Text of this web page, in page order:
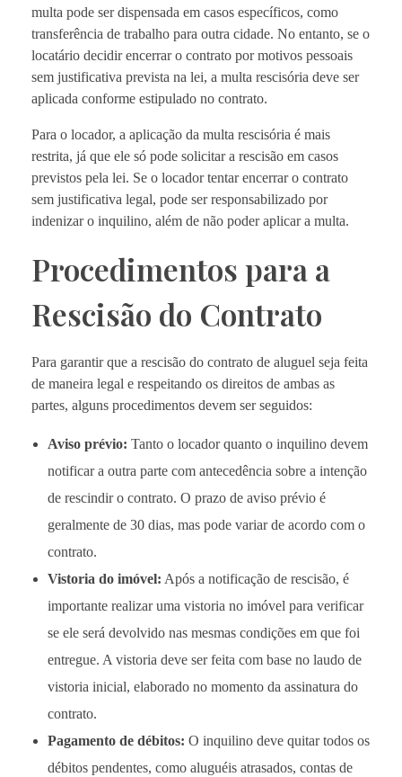
multa pode ser dispensada em casos específicos, como
transferência de trabalho para outra cidade. No entanto, se o
locatário decidir encerrar o contrato por motivos pessoais
sem justificativa prevista na lei, a multa rescisória deve ser
aplicada conforme estipulado no contrato.
Para o locador, a aplicação da multa rescisória é mais
restrita, já que ele só pode solicitar a rescisão em casos
previstos pela lei. Se o locador tentar encerrar o contrato
sem justificativa legal, pode ser responsabilizado por
indenizar o inquilino, além de não poder aplicar a multa.
Procedimentos para a
Rescisão do Contrato
Para garantir que a rescisão do contrato de aluguel seja feita
de maneira legal e respeitando os direitos de ambas as
partes, alguns procedimentos devem ser seguidos:
Aviso prévio: Tanto o locador quanto o inquilino devem
notificar a outra parte com antecedência sobre a intenção
de rescindir o contrato. O prazo de aviso prévio é
geralmente de 30 dias, mas pode variar de acordo com o
contrato.
Vistoria do imóvel: Após a notificação de rescisão, é
importante realizar uma vistoria no imóvel para verificar
se ele será devolvido nas mesmas condições em que foi
entregue. A vistoria deve ser feita com base no laudo de
vistoria inicial, elaborado no momento da assinatura do
contrato.
Pagamento de débitos: O inquilino deve quitar todos os
débitos pendentes, como aluguéis atrasados, contas de